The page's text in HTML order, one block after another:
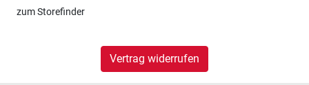
zumStorefinder
Vertrag widerrufen